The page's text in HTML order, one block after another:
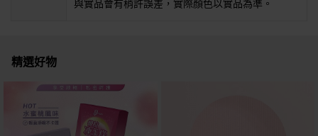
與實品會有稍許誤差，實際顏色以實品為準。
精選好物